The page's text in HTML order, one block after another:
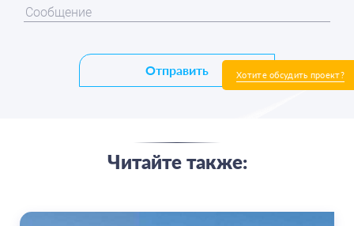
Хотите обсудить проект?
Отправить
Читайте также: